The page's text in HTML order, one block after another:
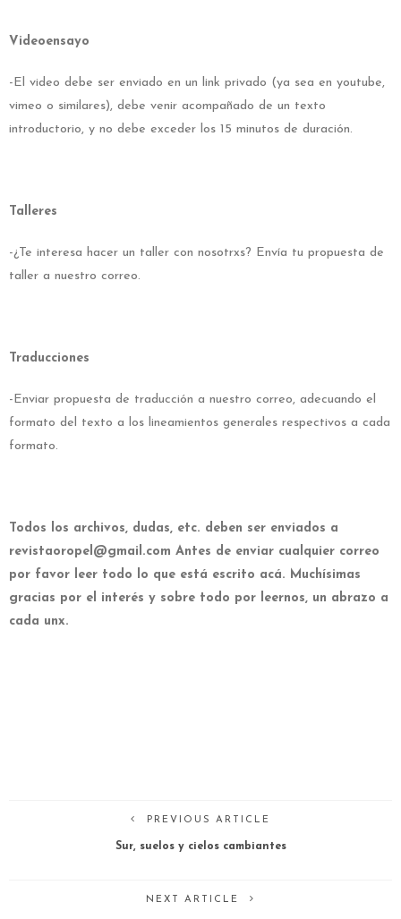
Videoensayo
-El video debe ser enviado en un link privado (ya sea en youtube,
vimeo o similares), debe venir acompañado de un texto
introductorio, y no debe exceder los 15 minutos de duración.
Talleres
-¿Te interesa hacer un taller con nosotrxs? Envía tu propuesta de
taller a nuestro correo.
Traducciones
-Enviar propuesta de traducción a nuestro correo, adecuando el
formato del texto a los lineamientos generales respectivos a cada
formato.
Todos los archivos, dudas, etc. deben ser enviados a
revistaoropel@gmail.com Antes de enviar cualquier correo
por favor leer todo lo que está escrito acá. Muchísimas
gracias por el interés y sobre todo por leernos, un abrazo a
cada unx.
PREVIOUS ARTICLE
Sur, suelos y cielos cambiantes
NEXT ARTICLE